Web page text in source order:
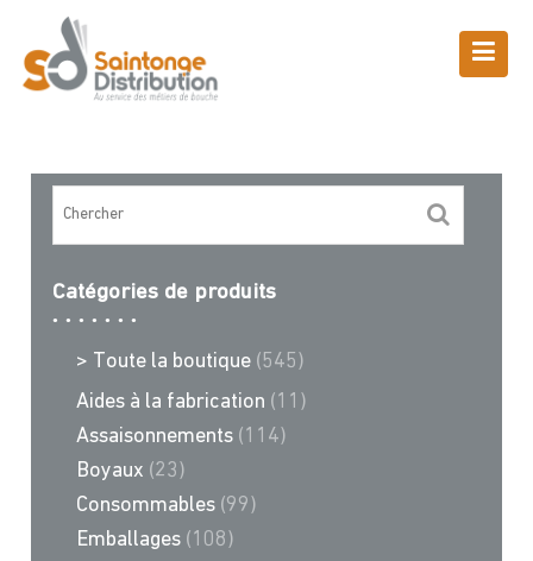
content
Boutique
Catégories de produits
> Toute la boutique (545)
Aides à la fabrication (11)
Assaisonnements (114)
Boyaux (23)
Consommables (99)
Emballages (108)